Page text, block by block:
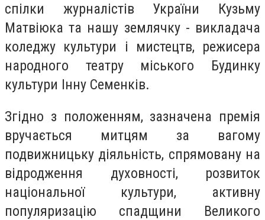
спілки журналістів України Кузьму
Матвіюка та нашу землячку - викладача
коледжу культури і мистецтв, режисера
народного театру міського Будинку
культури Інну Семенків.
Згідно з положенням, зазначена премія
вручається митцям за вагому
подвижницьку діяльність, спрямовану на
відродження духовності, розвиток
національної культури, активну
популяризацію спадщини Великого